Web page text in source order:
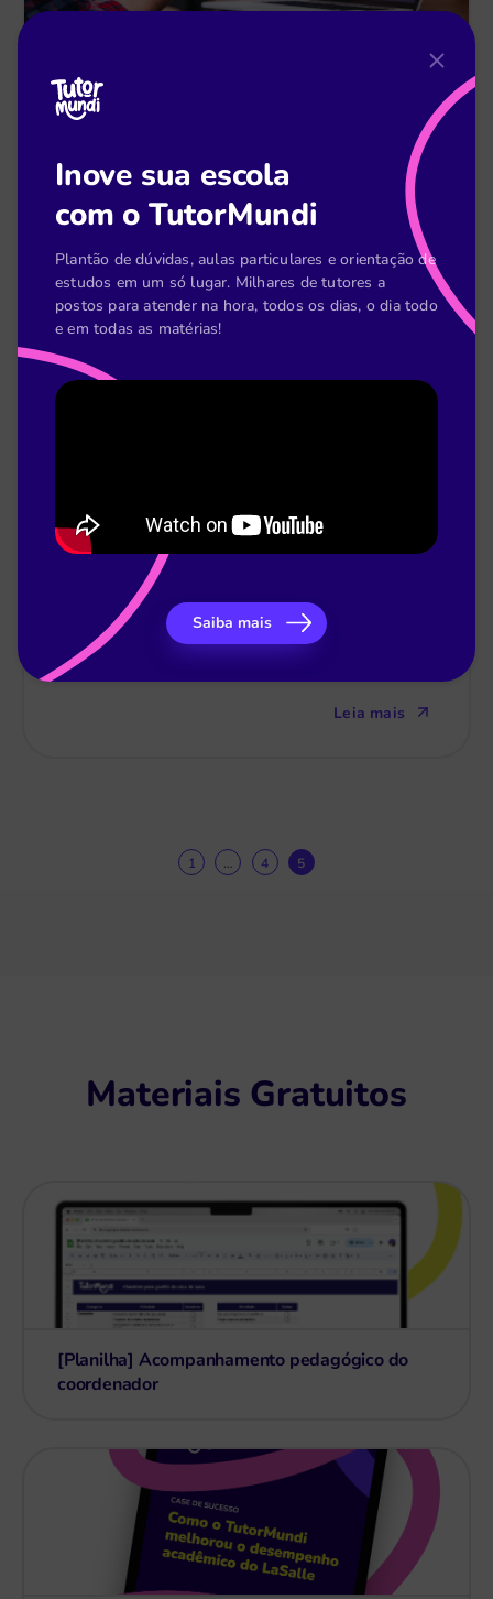
Raphael Coelho 11 de fev
Gestão escolar: como gerir de forma inovadora
Leia mais
Luiza Braga
Como a tecnologia educacional está
transformando a educação
Leia mais
1 … 4 5
Materiais Gratuitos
[Planilha] Acompanhamento pedagógico do
coordenador
Inove sua escola
com o TutorMundi
Plantão de dúvidas, aulas particulares e orientação de
estudos em um só lugar. Milhares de tutores a
postos para atender na hora, todos os dias, o dia todo
e em todas as matérias!
Saiba mais